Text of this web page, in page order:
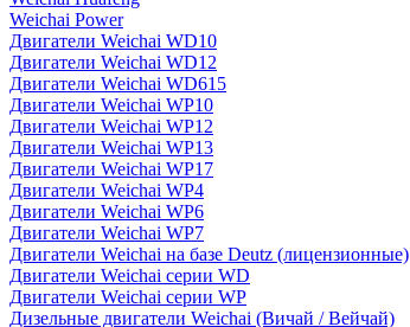
Weichai Power
Двигатели Weichai WD10
Двигатели Weichai WD12
Двигатели Weichai WD615
Двигатели Weichai WP10
Двигатели Weichai WP12
Двигатели Weichai WP13
Двигатели Weichai WP17
Двигатели Weichai WP4
Двигатели Weichai WP6
Двигатели Weichai WP7
Двигатели Weichai на базе Deutz (лицензионные)
Двигатели Weichai серии WD
Двигатели Weichai серии WP
Дизельные двигатели Weichai (Вичай / Вейчай)